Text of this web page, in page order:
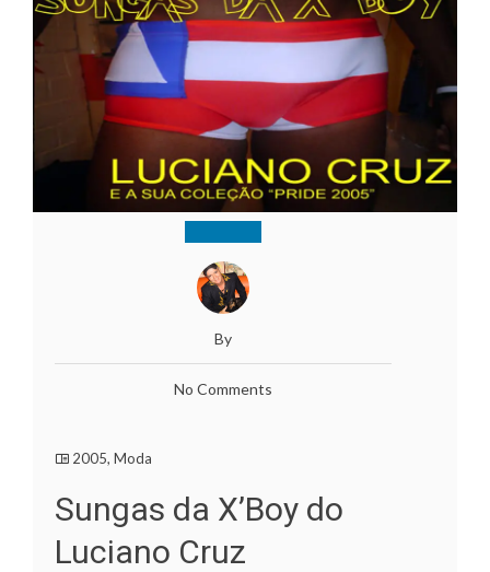
By
No Comments
2005, Moda
Sungas da X’Boy do
Luciano Cruz